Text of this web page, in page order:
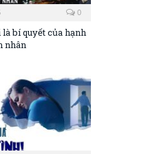
0
bí quyết của hạnh
nhân